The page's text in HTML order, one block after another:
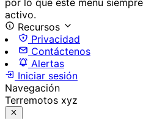
por lo que este menú
activo.
Recursos
Privacidad
Contáctenos
Alertas
Iniciar sesión
Navegación
Terremotos xyz